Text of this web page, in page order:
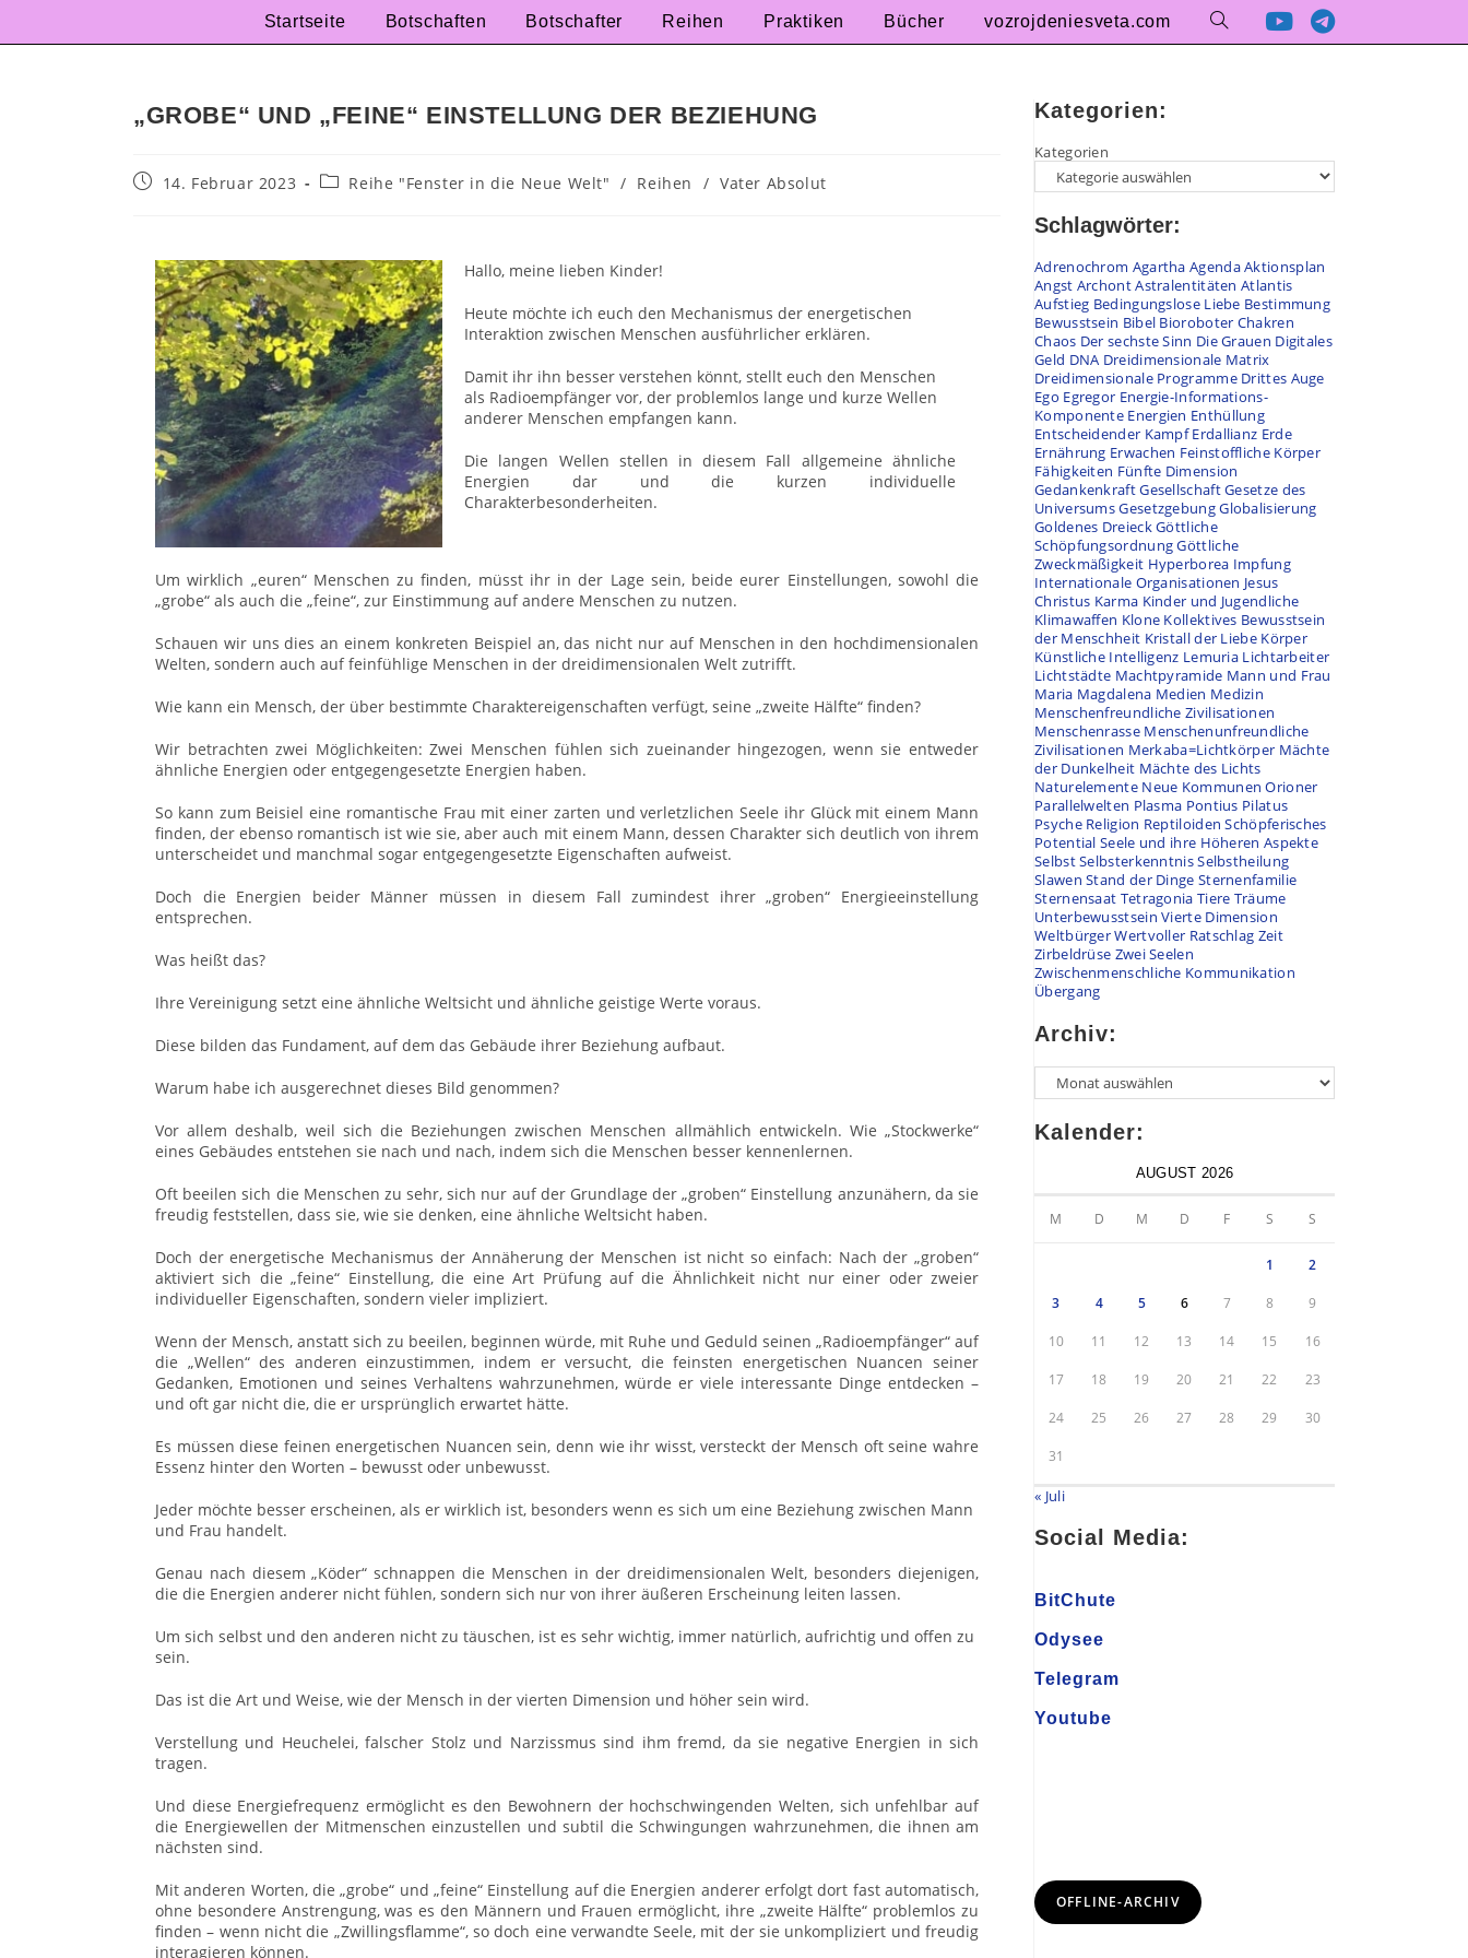
Startseite Botschaften Botschafter Reihen Praktiken Bücher vozrojdeniesveta.com
„GROBE“ UND „FEINE“ EINSTELLUNG DER BEZIEHUNG
14. Februar 2023 Reihe "Fenster in die Neue Welt" / Reihen / Vater Absolut
Hallo, meine lieben Kinder!
Heute möchte ich euch den Mechanismus der energetischen
Interaktion zwischen Menschen ausführlicher erklären.
Damit ihr ihn besser verstehen könnt, stellt euch den Menschen
als Radioempfänger vor, der problemlos lange und kurze Wellen
anderer Menschen empfangen kann.
Die langen Wellen stellen in diesem Fall allgemeine ähnliche
Energien dar und die kurzen individuelle
Charakterbesonderheiten.
Um wirklich „euren“ Menschen zu finden, müsst ihr in der Lage sein, beide eurer Einstellungen, sowohl die
„grobe“ als auch die „feine“, zur Einstimmung auf andere Menschen zu nutzen.
Schauen wir uns dies an einem konkreten Beispiel an, das nicht nur auf Menschen in den hochdimensionalen
Welten, sondern auch auf feinfühlige Menschen in der dreidimensionalen Welt zutrifft.
Wie kann ein Mensch, der über bestimmte Charaktereigenschaften verfügt, seine „zweite Hälfte“ finden?
Wir betrachten zwei Möglichkeiten: Zwei Menschen fühlen sich zueinander hingezogen, wenn sie entweder
ähnliche Energien oder entgegengesetzte Energien haben.
So kann zum Beisiel eine romantische Frau mit einer zarten und verletzlichen Seele ihr Glück mit einem Mann
finden, der ebenso romantisch ist wie sie, aber auch mit einem Mann, dessen Charakter sich deutlich von ihrem
unterscheidet und manchmal sogar entgegengesetzte Eigenschaften aufweist.
Doch die Energien beider Männer müssen in diesem Fall zumindest ihrer „groben“ Energieeinstellung
entsprechen.
Was heißt das?
Ihre Vereinigung setzt eine ähnliche Weltsicht und ähnliche geistige Werte voraus.
Diese bilden das Fundament, auf dem das Gebäude ihrer Beziehung aufbaut.
Warum habe ich ausgerechnet dieses Bild genommen?
Vor allem deshalb, weil sich die Beziehungen zwischen Menschen allmählich entwickeln. Wie „Stockwerke“
eines Gebäudes entstehen sie nach und nach, indem sich die Menschen besser kennenlernen.
Oft beeilen sich die Menschen zu sehr, sich nur auf der Grundlage der „groben“ Einstellung anzunähern, da sie
freudig feststellen, dass sie, wie sie denken, eine ähnliche Weltsicht haben.
Doch der energetische Mechanismus der Annäherung der Menschen ist nicht so einfach: Nach der „groben“
aktiviert sich die „feine“ Einstellung, die eine Art Prüfung auf die Ähnlichkeit nicht nur einer oder zweier
individueller Eigenschaften, sondern vieler impliziert.
Wenn der Mensch, anstatt sich zu beeilen, beginnen würde, mit Ruhe und Geduld seinen „Radioempfänger“ auf
die „Wellen“ des anderen einzustimmen, indem er versucht, die feinsten energetischen Nuancen seiner
Gedanken, Emotionen und seines Verhaltens wahrzunehmen, würde er viele interessante Dinge entdecken –
und oft gar nicht die, die er ursprünglich erwartet hätte.
Es müssen diese feinen energetischen Nuancen sein, denn wie ihr wisst, versteckt der Mensch oft seine wahre
Essenz hinter den Worten – bewusst oder unbewusst.
Jeder möchte besser erscheinen, als er wirklich ist, besonders wenn es sich um eine Beziehung zwischen Mann
und Frau handelt.
Genau nach diesem „Köder“ schnappen die Menschen in der dreidimensionalen Welt, besonders diejenigen,
die die Energien anderer nicht fühlen, sondern sich nur von ihrer äußeren Erscheinung leiten lassen.
Um sich selbst und den anderen nicht zu täuschen, ist es sehr wichtig, immer natürlich, aufrichtig und offen zu
sein.
Das ist die Art und Weise, wie der Mensch in der vierten Dimension und höher sein wird.
Verstellung und Heuchelei, falscher Stolz und Narzissmus sind ihm fremd, da sie negative Energien in sich
tragen.
Und diese Energiefrequenz ermöglicht es den Bewohnern der hochschwingenden Welten, sich unfehlbar auf
die Energiewellen der Mitmenschen einzustellen und subtil die Schwingungen wahrzunehmen, die ihnen am
nächsten sind.
Mit anderen Worten, die „grobe“ und „feine“ Einstellung auf die Energien anderer erfolgt dort fast automatisch,
ohne besondere Anstrengung, was es den Männern und Frauen ermöglicht, ihre „zweite Hälfte“ problemlos zu
finden – wenn nicht die „Zwillingsflamme“, so doch eine verwandte Seele, mit der sie unkompliziert und freudig
interagieren können.
Kategorien:
Kategorien
Schlagwörter:
Adrenochrom Agartha AgendaAktionsplan
Angst ArchontAstralentitäten Atlantis
Aufstieg Bedingungslose Liebe Bestimmung
Bewusstsein Bibel Bioroboter Chakren
Chaos Der sechste Sinn Die Grauen Digitales
Geld DNA Dreidimensionale Matrix
Dreidimensionale Programme Drittes Auge
Ego Egregor Energie-Informations-
Komponente Energien Enthüllung
Entscheidender Kampf Erdallianz Erde
Ernährung Erwachen Feinstoffliche Körper
Fähigkeiten Fünfte Dimension
GedankenkraftGesellschaftGesetze des
UniversumsGesetzgebungGlobalisierung
Goldenes DreieckGöttliche
SchöpfungsordnungGöttliche
Zweckmäßigkeit Hyperborea Impfung
Internationale Organisationen Jesus
Christus Karma Kinder und Jugendliche
Klimawaffen Klone Kollektives Bewusstsein
der Menschheit Kristall der Liebe Körper
Künstliche Intelligenz Lemuria Lichtarbeiter
Lichtstädte Machtpyramide Mann und Frau
Maria Magdalena Medien Medizin
Menschenfreundliche Zivilisationen
Menschenrasse Menschenunfreundliche
Zivilisationen Merkaba=Lichtkörper Mächte
der Dunkelheit Mächte des Lichts
Naturelemente Neue Kommunen Orioner
Parallelwelten Plasma Pontius Pilatus
Psyche Religion Reptiloiden Schöpferisches
Potential Seele und ihre Höheren Aspekte
SelbstSelbsterkenntnisSelbstheilung
Slawen Stand der Dinge Sternenfamilie
Sternensaat Tetragonia Tiere Träume
Unterbewusstsein Vierte Dimension
WeltbürgerWertvoller Ratschlag Zeit
Zirbeldrüse Zwei Seelen
Zwischenmenschliche Kommunikation
Übergang
Archiv:
Kalender:
AUGUST 2026
M D M D F S S
1 2
3 4 5 6 7 8 9
10 11 12 13 14 15 16
17 18 19 20 21 22 23
24 25 26 27 28 29 30
31
« Juli
Social Media:
BitChute
Odysee
Telegram
Youtube
OFFLINE-ARCHIV